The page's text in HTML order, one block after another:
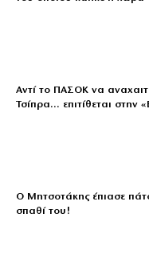
Αντί το ΠΑΣΟΚ να
Τσίπρα… επιτίθεται στην
Ο Μητσοτάκης έπιασε
σπαθί του!